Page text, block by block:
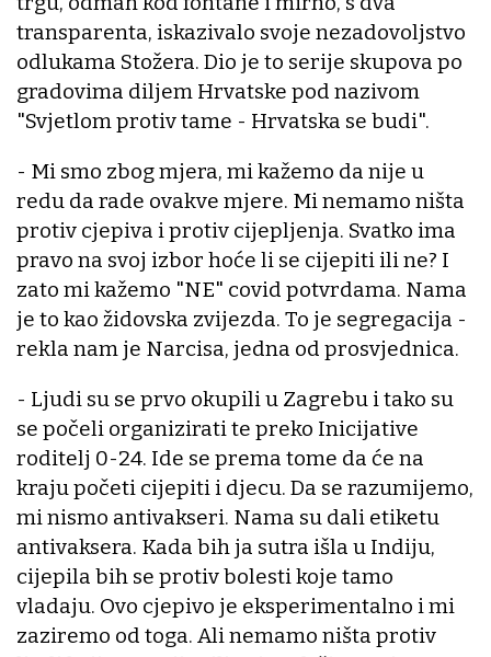
transparenta, iskazivalo svoje nezadovoljstvo
odlukama Stožera. Dio je to serije skupova po
gradovima diljem Hrvatske pod nazivom
"Svjetlom protiv tame - Hrvatska se budi".
- Mi smo zbog mjera, mi kažemo da nije u
redu da rade ovakve mjere. Mi nemamo ništa
protiv cjepiva i protiv cijepljenja. Svatko ima
pravo na svoj izbor hoće li se cijepiti ili ne? I
zato mi kažemo "NE" covid potvrdama. Nama
je to kao židovska zvijezda. To je segregacija -
rekla nam je Narcisa, jedna od prosvjednica.
- Ljudi su se prvo okupili u Zagrebu i tako su
se počeli organizirati te preko Inicijative
roditelj 0-24. Ide se prema tome da će na
kraju početi cijepiti i djecu. Da se razumijemo,
mi nismo antivakseri. Nama su dali etiketu
antivaksera. Kada bih ja sutra išla u Indiju,
cijepila bih se protiv bolesti koje tamo
vladaju. Ovo cjepivo je eksperimentalno i mi
zaziremo od toga. Ali nemamo ništa protiv